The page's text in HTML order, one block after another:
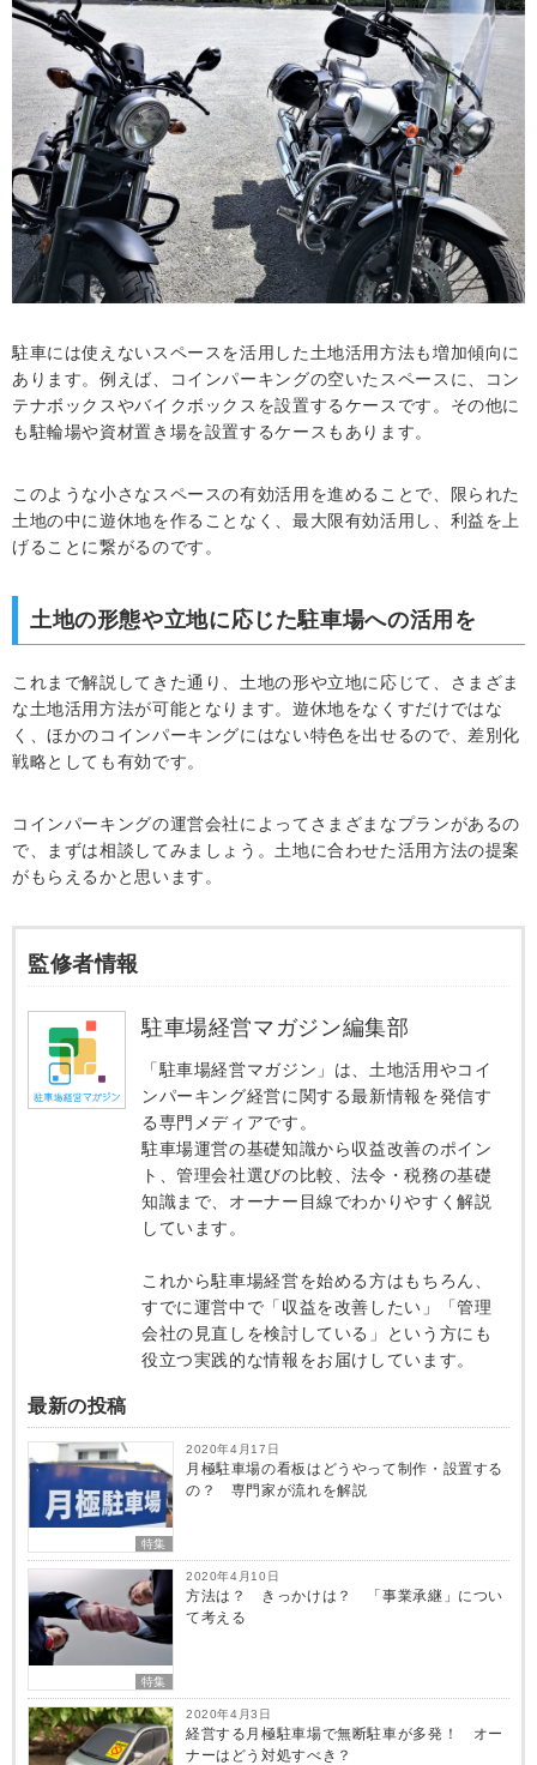
駐車には使えないスペースを活用した土地活用方法も増加傾向に
あります。例えば、コインパーキングの空いたスペースに、コン
テナボックスやバイクボックスを設置するケースです。その他に
も駐輪場や資材置き場を設置するケースもあります。
このような小さなスペースの有効活用を進めることで、限られた
土地の中に遊休地を作ることなく、最大限有効活用し、利益を上
げることに繋がるのです。
土地の形態や立地に応じた駐車場への活用を
これまで解説してきた通り、土地の形や立地に応じて、さまざま
な土地活用方法が可能となります。遊休地をなくすだけではな
く、ほかのコインパーキングにはない特色を出せるので、差別化
戦略としても有効です。
コインパーキングの運営会社によってさまざまなプランがあるの
で、まずは相談してみましょう。土地に合わせた活用方法の提案
がもらえるかと思います。
監修者情報
駐車場経営マガジン編集部
「駐車場経営マガジン」は、土地活用やコイ
ンパーキング経営に関する最新情報を発信す
る専門メディアです。
駐車場運営の基礎知識から収益改善のポイン
ト、管理会社選びの比較、法令・税務の基礎
知識まで、オーナー目線でわかりやすく解説
しています。
これから駐車場経営を始める方はもちろん、
すでに運営中で「収益を改善したい」「管理
会社の見直しを検討している」という方にも
役立つ実践的な情報をお届けしています。
最新の投稿
特集
2020年4月17日
月極駐車場の看板はどうやって制作・設置する
の？ 専門家が流れを解説
特集
2020年4月10日
方法は？ きっかけは？ 「事業承継」につい
て考える
2020年4月3日
経営する月極駐車場で無断駐車が多発！ オー
ナーはどう対処すべき？